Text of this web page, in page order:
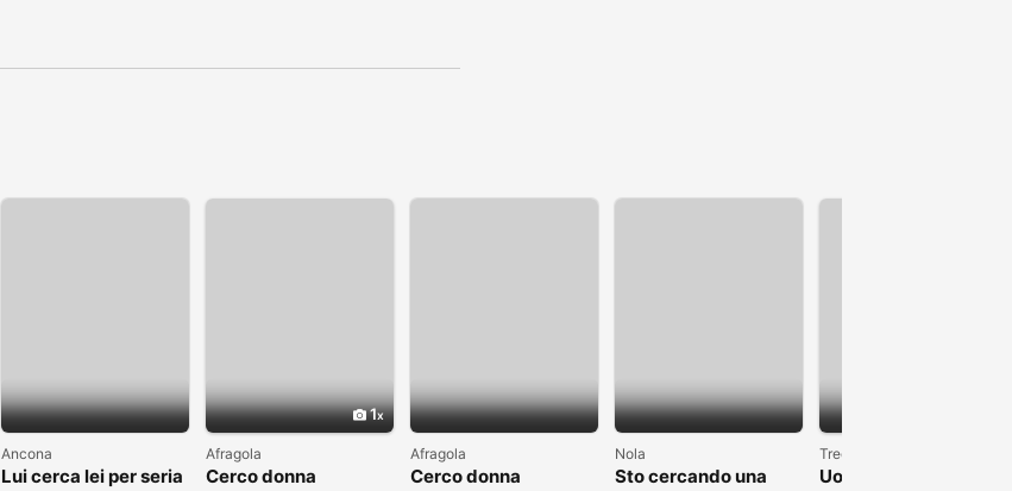
Ancona
Lui cerca lei per seria
1
Afragola
Cerco donna
Afragola
Cerco donna
Nola
Sto cercando una
Trecate
Uomo single alto 1.90